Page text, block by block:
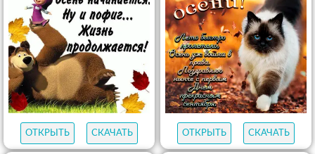
ОТКРЫТЬ СКАЧАТЬ ОТКРЫТЬ СКАЧАТЬ